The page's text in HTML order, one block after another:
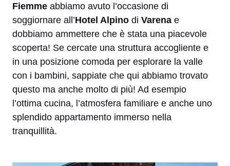
Fiemme abbiamo avuto l’occasione di
soggiornare all’Hotel Alpino di Varena e
dobbiamo ammettere che è stata una piacevole
scoperta! Se cercate una struttura accogliente e
in una posizione comoda per esplorare la valle
con i bambini, sappiate che qui abbiamo trovato
questo ma anche molto di più! Ad esempio
l’ottima cucina, l’atmosfera familiare e anche uno
splendido appartamento immerso nella
tranquillità.